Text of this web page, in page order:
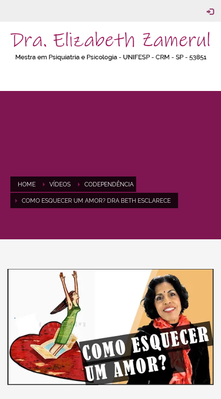
HOME VÍDEOS CODEPENDÊNCIA
COMO ESQUECER UM AMOR? DRA BETH ESCLARECE